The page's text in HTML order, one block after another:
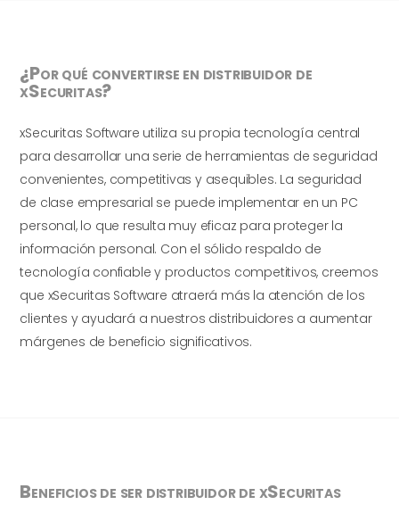
¿Por qué convertirse en distribuidor de
xSecuritas?
xSecuritas Software utiliza su propia tecnología central
para desarrollar una serie de herramientas de seguridad
convenientes, competitivas y asequibles. La seguridad
de clase empresarial se puede implementar en un PC
personal, lo que resulta muy eficaz para proteger la
información personal. Con el sólido respaldo de
tecnología confiable y productos competitivos, creemos
que xSecuritas Software atraerá más la atención de los
clientes y ayudará a nuestros distribuidores a aumentar
márgenes de beneficio significativos.
Beneficios de ser distribuidor de xSecuritas